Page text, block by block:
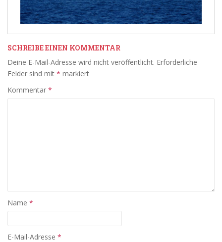
SCHREIBE EINEN KOMMENTAR
Deine E-Mail-Adresse wird nicht veröffentlicht. Erforderliche
Felder sind mit * markiert
Kommentar *
Name *
E-Mail-Adresse *